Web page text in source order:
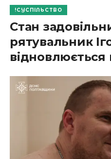
СУСПІЛЬСТВО
Стан
рятувальник
відновлюється